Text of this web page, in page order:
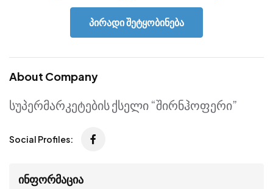
პირადი შეტყობინება
About Company
სუპერმარკეტების ქსელი “შირნჰოფერი”
Social Profiles:
ინფორმაცია